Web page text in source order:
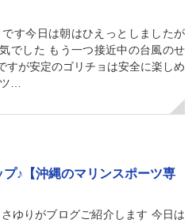
す今日は朝はひえっとしましたが
でした もう一つ接近中の台風のせ
すが安定のゴリチョは安全に楽しめ
…
♪【沖縄のマリンスポーツ専
ゆりがブログご紹介します 今日は